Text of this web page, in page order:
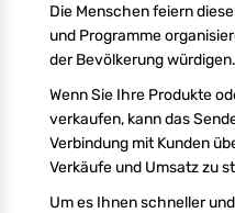
Die Menschen feiern
und Programme
der Bevölkerung würdigen.
Wenn Sie Ihre Produkte
verkaufen, kann das
Verbindung mit Kunden
Verkäufe und Umsatz zu
Um es Ihnen schneller